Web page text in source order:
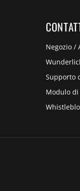
Negozio /
Supporto
Modulo